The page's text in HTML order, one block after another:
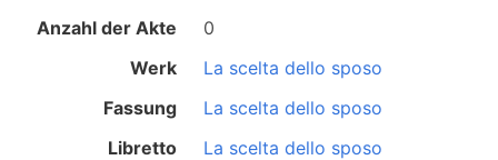
Anzahl der Akte
0
Werk
La scelta dello sposo
Fassung
La scelta dello sposo
Libretto
La scelta dello sposo